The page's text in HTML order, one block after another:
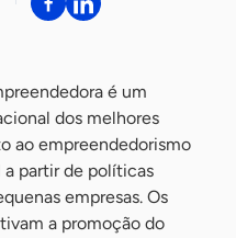
é um
dos melhores
ao empreendedorismo
partir de políticas
empresas. Os
a promoção do